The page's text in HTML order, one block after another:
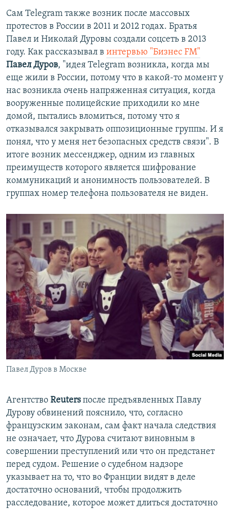
Сам Telegram также возник после массовых
протестов в России в 2011 и 2012 годах. Братья
Павел и Николай Дуровы создали соцсеть в 2013
году. Как рассказывал в интервью "Бизнес FM"
Павел Дуров, "идея Telegram возникла, когда мы
еще жили в России, потому что в какой-то момент у
нас возникла очень напряженная ситуация, когда
вооруженные полицейские приходили ко мне
домой, пытались вломиться, потому что я
отказывался закрывать оппозиционные группы. И я
понял, что у меня нет безопасных средств связи". В
итоге возник мессенджер, одним из главных
преимуществ которого является шифрование
коммуникаций и анонимность пользователей. В
группах номер телефона пользователя не виден.
Павел Дуров в Москве
Агентство Reutersпосле предъявленных Павлу
Дурову обвинений пояснило, что, согласно
французским законам, сам факт начала следствия
не означает, что Дурова считают виновным в
совершении преступлений или что он предстанет
перед судом. Решение о судебном надзоре
указывает на то, что во Франции видят в деле
достаточно оснований, чтобы продолжить
расследование, которое может длиться достаточно